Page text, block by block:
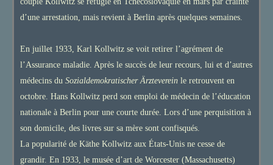
d’une arrestation, mais revient à Berlin après quelques semaines.
En juillet 1933, Karl Kollwitz se voit retirer l’agrément de
l’Assurance maladie. Après le succès de leur recours, lui et d’autres
médecins du Sozialdemokratischer Ärzteverein le retrouvent en
octobre. Hans Kollwitz perd son emploi de médecin de l’éducation
nationale à Berlin pour une courte durée. Lors d’une perquisition à
son domicile, des livres sur sa mère sont confisqués.
La popularité de Käthe Kollwitz aux États-Unis ne cesse de
grandir. En 1933, le musée d’art de Worcester (Massachusetts)